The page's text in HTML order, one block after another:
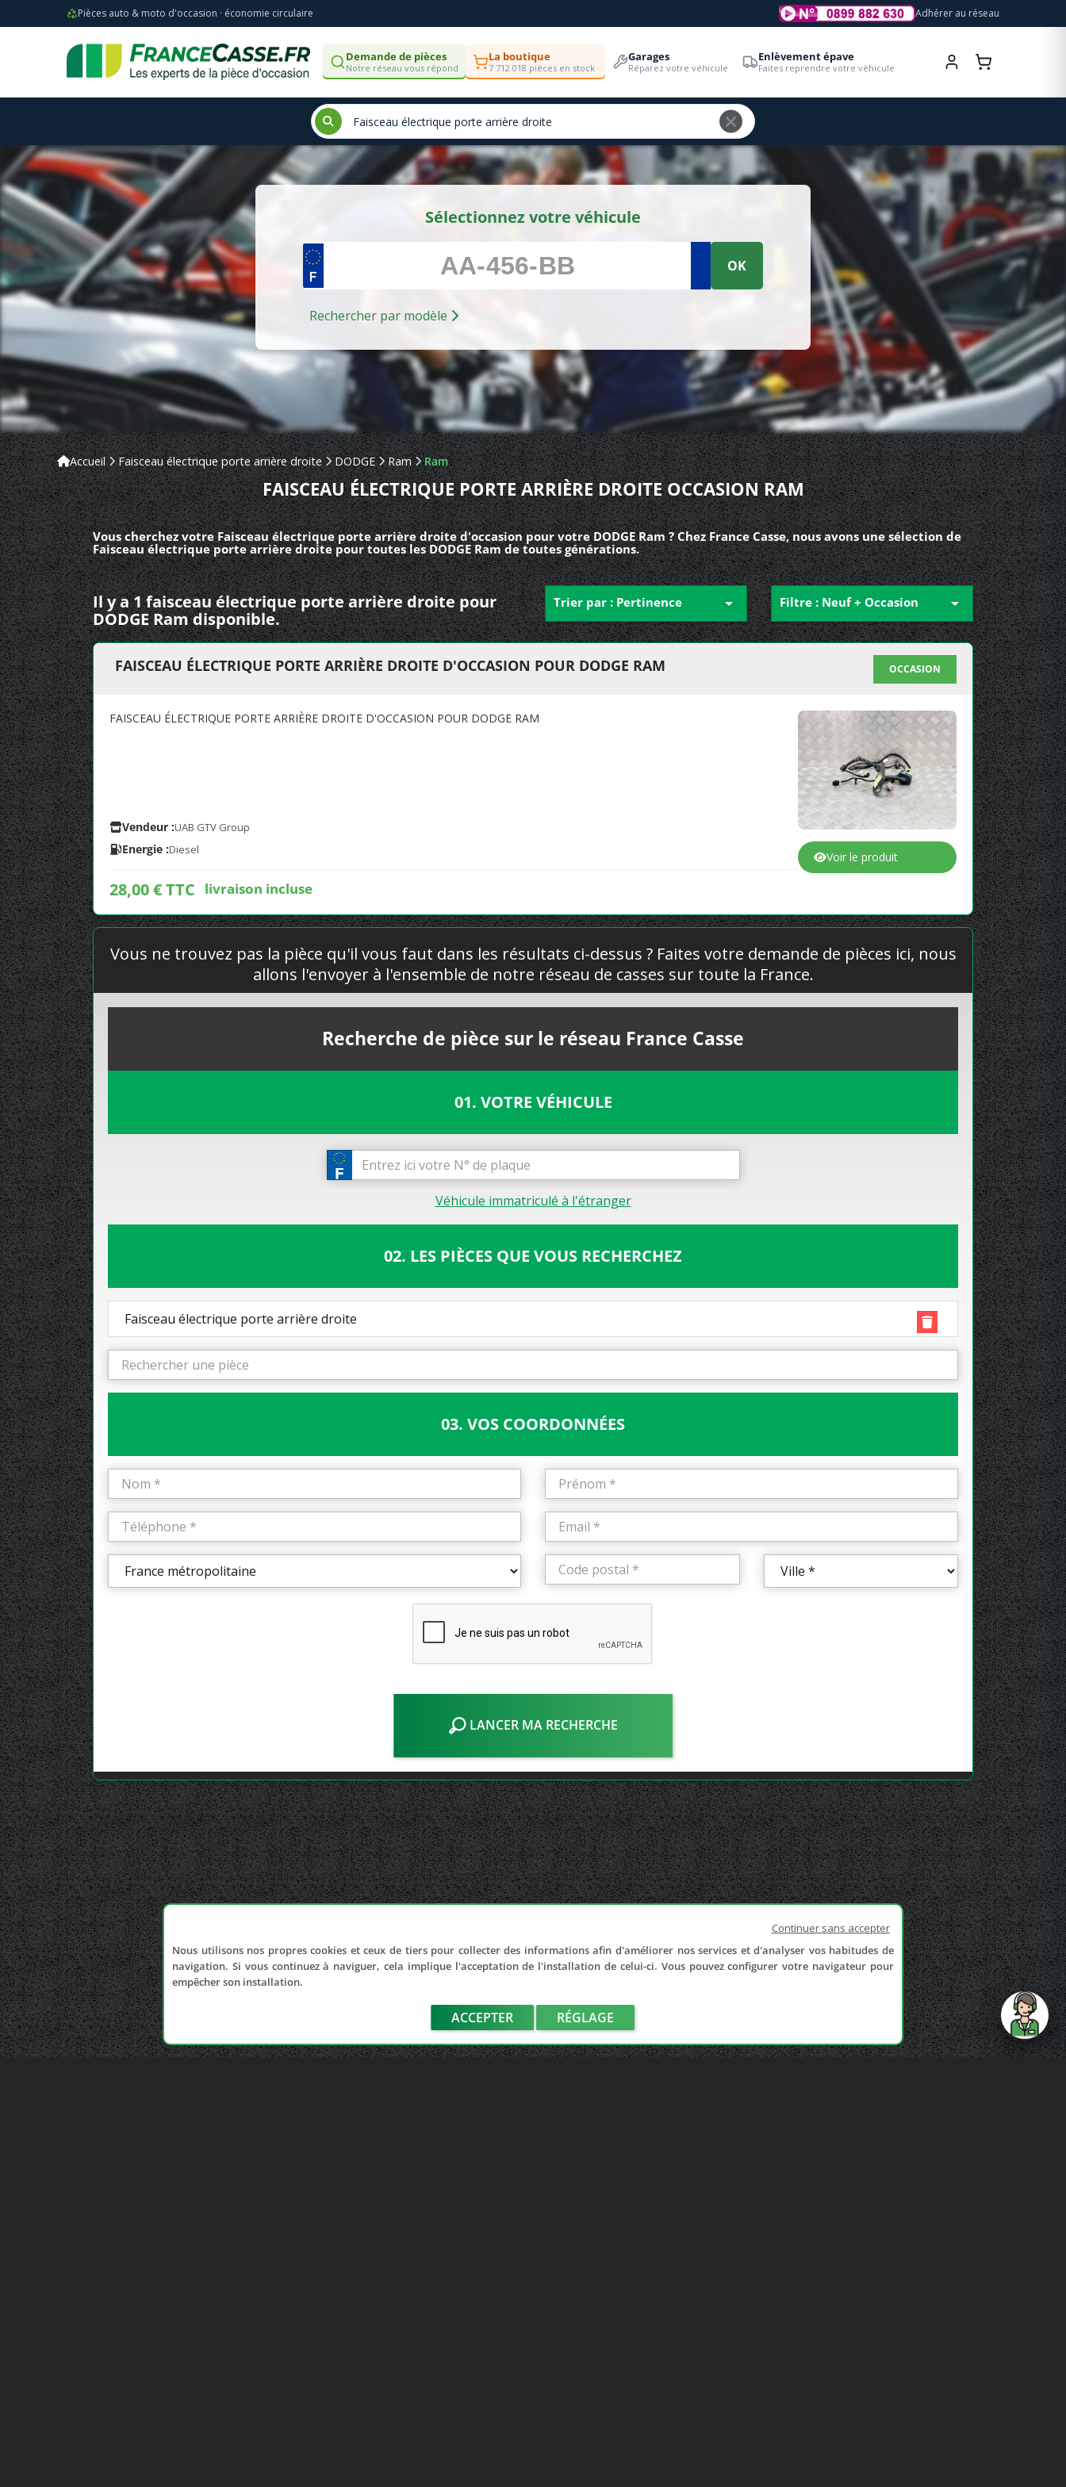
Pièces auto & moto d'occasion · économie circulaire Adhérer au réseau
Demande de pièces
Notre réseau vous répond
La boutique
7 712 018 pièces en stock
Garages
Réparez votre véhicule
Enlèvement épave
Faites reprendre votre véhicule
Sélectionnez votre véhicule
OK
Rechercher par modèle
Accueil Faisceau électrique porte arrière droite DODGE Ram Ram
FAISCEAU ÉLECTRIQUE PORTE ARRIÈRE DROITE OCCASION RAM
Vous cherchez votre Faisceau électrique porte arrière droite d'occasion pour votre DODGE Ram ? Chez France Casse, nous avons une sélection de
Faisceau électrique porte arrière droite pour toutes les DODGE Ram de toutes générations.
Il y a 1 faisceau électrique porte arrière droite pour
DODGE Ram disponible.
Trier par : Pertinence  Filtre : Neuf + Occasion 
FAISCEAU ÉLECTRIQUE PORTE ARRIÈRE DROITE D'OCCASION POUR DODGE RAM OCCASION
FAISCEAU ÉLECTRIQUE PORTE ARRIÈRE DROITE D'OCCASION POUR DODGE RAM
Vendeur :UAB GTV Group
Energie :Diesel
28,00 € TTC livraison incluse
Voir le produit
Vous ne trouvez pas la pièce qu'il vous faut dans les résultats ci-dessus ? Faites votre demande de pièces ici, nous
allons l'envoyer à l'ensemble de notre réseau de casses sur toute la France.
Recherche de pièce sur le réseau France Casse
01. VOTRE VÉHICULE
Véhicule immatriculé à l'étranger
02. LES PIÈCES QUE VOUS RECHERCHEZ
Faisceau électrique porte arrière droite
03. VOS COORDONNÉES
LANCER MA RECHERCHE
Continuer sans accepter
Nous utilisons nos propres cookies et ceux de tiers pour collecter des informations afin d'améliorer nos services et d'analyser vos habitudes de
navigation. Si vous continuez à naviguer, cela implique l'acceptation de l'installation de celui-ci. Vous pouvez configurer votre navigateur pour
empêcher son installation.
ACCEPTER RÉGLAGE